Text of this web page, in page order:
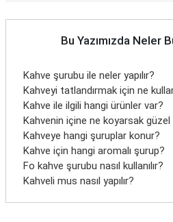
Bu Yazımızda Neler
Kahve şurubu ile neler yapılır?
Kahveyi tatlandırmak için ne
Kahve ile ilgili hangi ürünler var?
Kahvenin içine ne koyarsak güzel
Kahveye hangi şuruplar konur?
Kahve için hangi aromalı şurup?
Fo kahve şurubu nasıl kullanılır?
Kahveli mus nasıl yapılır?